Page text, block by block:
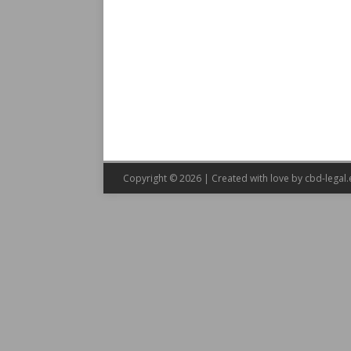
Copyright © 2026 | Created with love by cbd-